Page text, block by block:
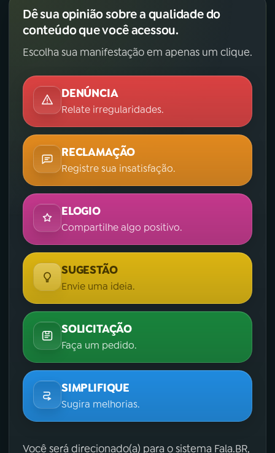
Dê sua opinião sobre a qualidade do
conteúdo que você acessou.
Escolha sua manifestação em apenas um clique.
DENÚNCIA
Relate irregularidades.
RECLAMAÇÃO
Registre sua insatisfação.
ELOGIO
Compartilhe algo positivo.
SUGESTÃO
Envie uma ideia.
SOLICITAÇÃO
Faça um pedido.
SIMPLIFIQUE
Sugira melhorias.
Você será direcionado(a) para o sistema Fala.BR,